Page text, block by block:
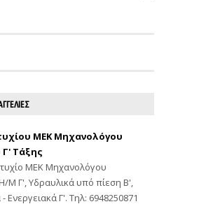
ΜΕΚ Μηχανολόγου
Τάξης
ΜΕΚ Μηχανολόγου
Μ Γ', Υδραυλικά υπό πίεση Β',
Ενεργειακά Γ'. Τηλ: 6948250871